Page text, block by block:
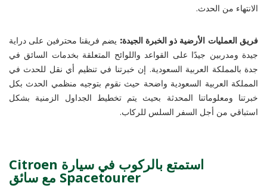
الانتهاء من الحدث.
فريق العمليات الأرضية ذو الخبرة الجيدة: يضم فريقنا محترفين على دراية
جيدة ومدربين جيدًا على القواعد واللوائح المتعلقة بخدمات السائق في
جدة بالمملكة العربية السعودية. إن خبرتنا في تنظيم أي نقل للحدث في
المملكة العربية السعودية واضحة حيث نقوم بتوجيه منظمي الحدث بكل
خبرتنا ومعلوماتنا المحدثة بحيث يتم تخطيط الجداول الزمنية بشكل
استباقي من أجل السفر السلس للركاب.
استمتع بالركوب في سيارة Citroen
Spacetourer مع سائق